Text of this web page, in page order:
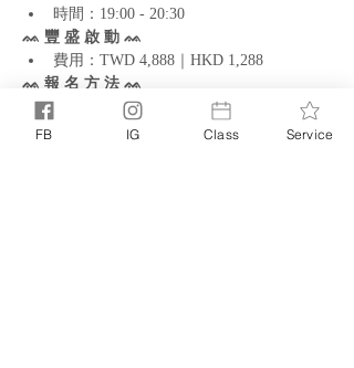
時間：19:00 - 20:30
ᨐ 豐 盛 啟 動 ᨐ
費用：TWD 4,888｜HKD 1,288
ᨐ 報 名 方 法 ᨐ
先填寫好表單，我們將於3個工作天內透
過電竹中與你聯絡
FB IG Class Service